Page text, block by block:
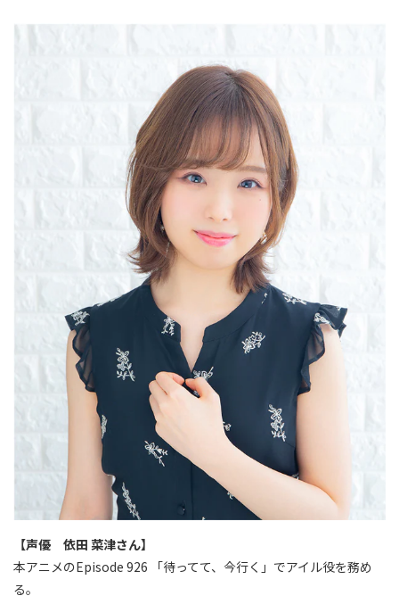
【声優 依田 菜津さん】
本アニメのEpisode 926 「待ってて、今行く」でアイル役を務め
る。